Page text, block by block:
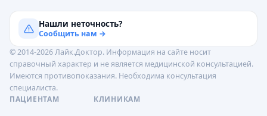
Нашли неточность?
Сообщить нам →
© 2014-2026 Лайк.Доктор. Информация на сайте носит
справочный характер и не является медицинской консультацией.
Имеются противопоказания. Необходима консультация
специалиста.
ПАЦИЕНТАМ
КЛИНИКАМ